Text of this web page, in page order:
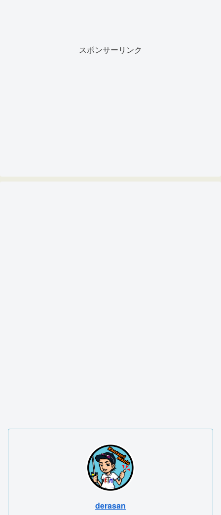
スポンサーリンク
derasan